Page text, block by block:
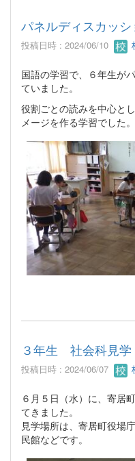
パネルディスカッシ
投稿日時 : 2024/06/10
国語の学習で、６年生が
ていました。
役割ごとの読みを中心と
メージを作る学習でした。
３年生 社会科見学
投稿日時 : 2024/06/07
６月５日（水）に、寄居
てきました。
見学場所は、寄居町役場
民館などです。